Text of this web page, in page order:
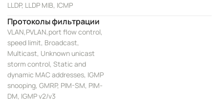
LLDP, LLDP MIB, ICMP
Протоколы фильтрации
VLAN,PVLAN,port flow control,
speed limit, Broadcast,
Multicast, Unknown unicast
storm control, Static and
dynamic MAC addresses, IGMP
snooping, GMRP, PIM-SM, PIM-
DM, IGMP v2/v3